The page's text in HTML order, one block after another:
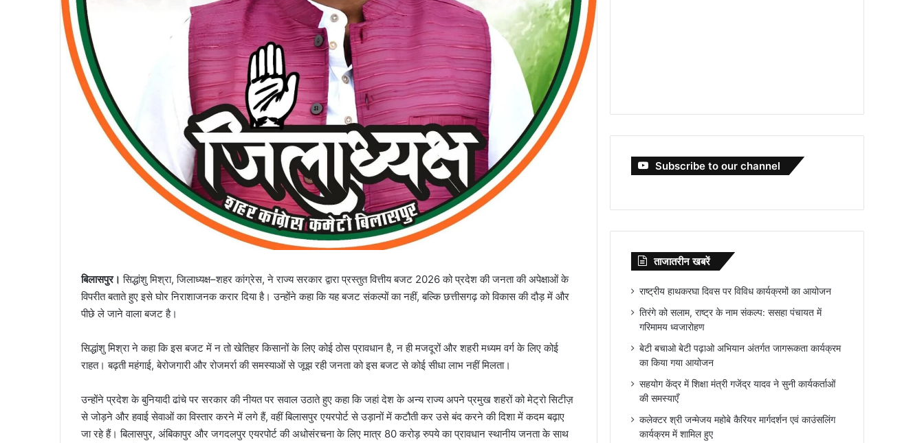
बिलासपुर। सिद्धांशु मिश्रा, जिलाध्यक्ष–शहर कांग्रेस, ने राज्य सरकार द्वारा प्रस्तुत वित्तीय बजट 2026 को प्रदेश की जनता की अपेक्षाओं के
विपरीत बताते हुए इसे घोर निराशाजनक करार दिया है। उन्होंने कहा कि यह बजट संकल्पों का नहीं, बल्कि छत्तीसगढ़ को विकास की दौड़ में और
पीछे ले जाने वाला बजट है।
सिद्धांशु मिश्रा ने कहा कि इस बजट में न तो खेतिहर किसानों के लिए कोई ठोस प्रावधान है, न ही मजदूरों और शहरी मध्यम वर्ग के लिए कोई
राहत। बढ़ती महंगाई, बेरोजगारी और रोजमर्रा की समस्याओं से जूझ रही जनता को इस बजट से कोई सीधा लाभ नहीं मिलता।
उन्होंने प्रदेश के बुनियादी ढांचे पर सरकार की नीयत पर सवाल उठाते हुए कहा कि जहां देश के अन्य राज्य अपने प्रमुख शहरों को मेट्रो सिटीज़
से जोड़ने और हवाई सेवाओं का विस्तार करने में लगे हैं, वहीं बिलासपुर एयरपोर्ट से उड़ानों में कटौती कर उसे बंद करने की दिशा में कदम बढ़ाए
जा रहे हैं। बिलासपुर, अंबिकापुर और जगदलपुर एयरपोर्ट की अधोसंरचना के लिए मात्र 80 करोड़ रुपये का प्रावधान स्थानीय जनता के साथ
Subscribe to our channel
ताजातरीन खबरें
राष्ट्रीय हाथकरघा दिवस पर विविध कार्यक्रमों का आयोजन
तिरंगे को सलाम, राष्ट्र के नाम संकल्प: ससहा पंचायत में
गरिमामय ध्वजारोहण
बेटी बचाओ बेटी पढ़ाओ अभियान अंतर्गत जागरूकता कार्यक्रम
का किया गया आयोजन
सहयोग केंद्र में शिक्षा मंत्री गजेंद्र यादव ने सुनी कार्यकर्ताओं
की समस्याएँ
कलेक्टर श्री जन्मेजय महोबे कैरियर मार्गदर्शन एवं काउंसलिंग
कार्यक्रम में शामिल हुए